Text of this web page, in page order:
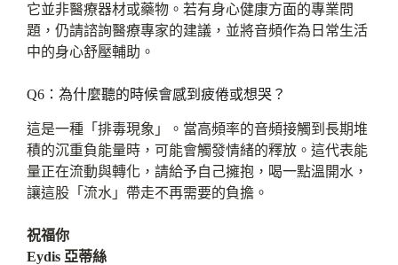
它並非醫療器材或藥物。若有身心健康方面的專業問
題，仍請諮詢醫療專家的建議，並將音頻作為日常生活
中的身心舒壓輔助。
Q6：為什麼聽的時候會感到疲倦或想哭？
這是一種「排毒現象」。當高頻率的音頻接觸到長期堆
積的沉重負能量時，可能會觸發情緒的釋放。這代表能
量正在流動與轉化，請給予自己擁抱，喝一點溫開水，
讓這股「流水」帶走不再需要的負擔。
祝福你
Eydis 亞蒂絲